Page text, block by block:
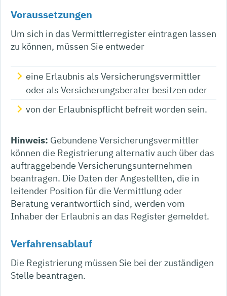
Voraussetzungen
Um sich in das Vermittlerregister eintragen lassen
zu können, müssen Sie entweder
eine Erlaubnis als Versicherungsvermittler
oder als Versicherungsberater besitzen oder
von der Erlaubnispflicht befreit worden sein.
Hinweis: Gebundene Versicherungsvermittler
können die Registrierung alternativ auch über das
auftraggebende Versicherungsunternehmen
beantragen. Die Daten der Angestellten, die in
leitender Position für die Vermittlung oder
Beratung verantwortlich sind, werden vom
Inhaber der Erlaubnis an das Register gemeldet.
Verfahrensablauf
Die Registrierung müssen Sie bei der zuständigen
Stelle beantragen.